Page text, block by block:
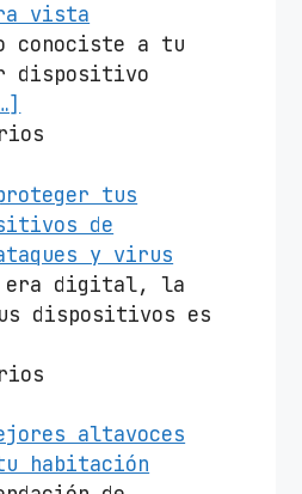
vista
conociste a tu
dispositivo
proteger tus
de
y virus
era digital, la
dispositivos es
altavoces
habitación